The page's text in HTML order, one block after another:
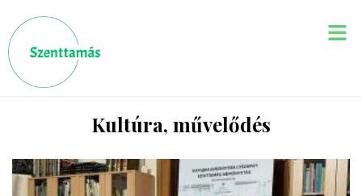
Kultúra, művelődés